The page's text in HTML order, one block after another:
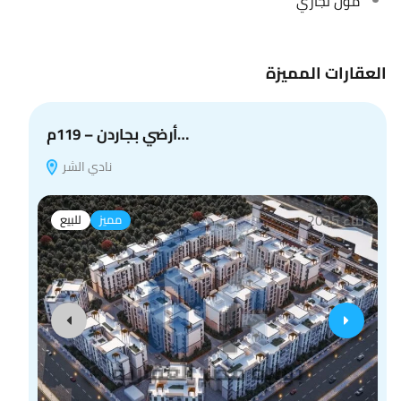
العقارات المميزة
أرضي بجاردن – 119م…
نادي الشر
للبيع مميز بناء 2025